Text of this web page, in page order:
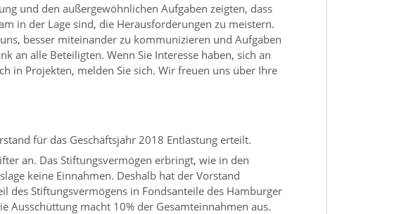
und den außergewöhnlichen Aufgaben zeigten, dass
in der Lage sind, die Herausforderungen zu meistern.
besser miteinander zu kommunizieren und Aufgaben
an alle Beteiligten. Wenn Sie Interesse haben, sich an
in Projekten, melden Sie sich. Wir freuen uns über Ihre
für das Geschäftsjahr 2018 Entlastung erteilt.
an. Das Stiftungsvermögen erbringt, wie in den
keine Einnahmen. Deshalb hat der Vorstand
des Stiftungsvermögens in Fondsanteile des Hamburger
Ausschüttung macht 10% der Gesamteinnahmen aus.